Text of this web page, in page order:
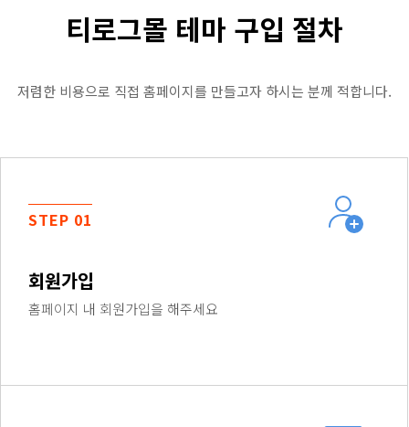
티로그몰 테마 구입 절차
저렴한 비용으로 직접 홈페이지를 만들고자 하시는 분께 적합니다.
STEP 01
회원가입
홈페이지 내 회원가입을 해주세요